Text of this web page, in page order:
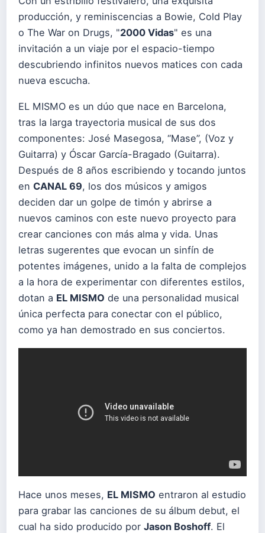
producción, y reminiscencias a Bowie, Cold Play
o The War on Drugs, "2000 Vidas" es una
invitación a un viaje por el espacio-tiempo
descubriendo infinitos nuevos matices con cada
nueva escucha.
EL MISMO es un dúo que nace en Barcelona,
tras la larga trayectoria musical de sus dos
componentes: José Masegosa, “Mase”, (Voz y
Guitarra) y Óscar García-Bragado (Guitarra).
Después de 8 años escribiendo y tocando juntos
en CANAL 69, los dos músicos y amigos
deciden dar un golpe de timón y abrirse a
nuevos caminos con este nuevo proyecto para
crear canciones con más alma y vida. Unas
letras sugerentes que evocan un sinfín de
potentes imágenes, unido a la falta de complejos
a la hora de experimentar con diferentes estilos,
dotan a EL MISMO de una personalidad musical
única perfecta para conectar con el público,
como ya han demostrado en sus conciertos.
Hace unos meses, EL MISMO entraron al estudio
para grabar las canciones de su álbum debut, el
cual ha sido producido por Jason Boshoff. El